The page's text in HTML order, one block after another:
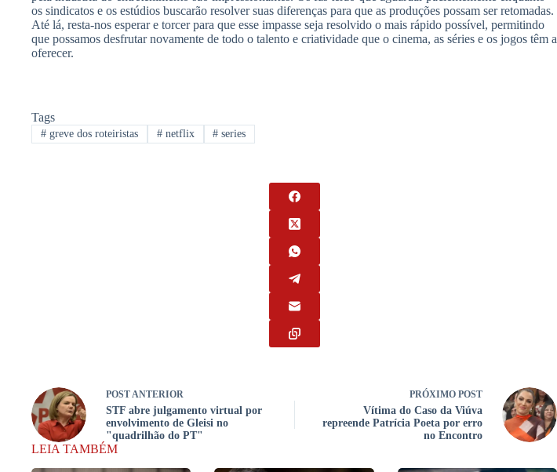
os sindicatos e os estúdios buscarão resolver suas diferenças para que as produções possam ser retomadas.
Até lá, resta-nos esperar e torcer para que esse impasse seja resolvido o mais rápido possível, permitindo
que possamos desfrutar novamente de todo o talento e criatividade que o cinema, as séries e os jogos têm a
oferecer.
Tags
#greve dos roteiristas #netflix # series
POSTANTERIOR
STF abre julgamento virtual por
envolvimento de Gleisi no
"quadrilhão do PT"
PRÓXIMO POST
Vítima do Caso da Viúva
repreende Patrícia Poeta por erro
no Encontro
LEIA TAMBÉM